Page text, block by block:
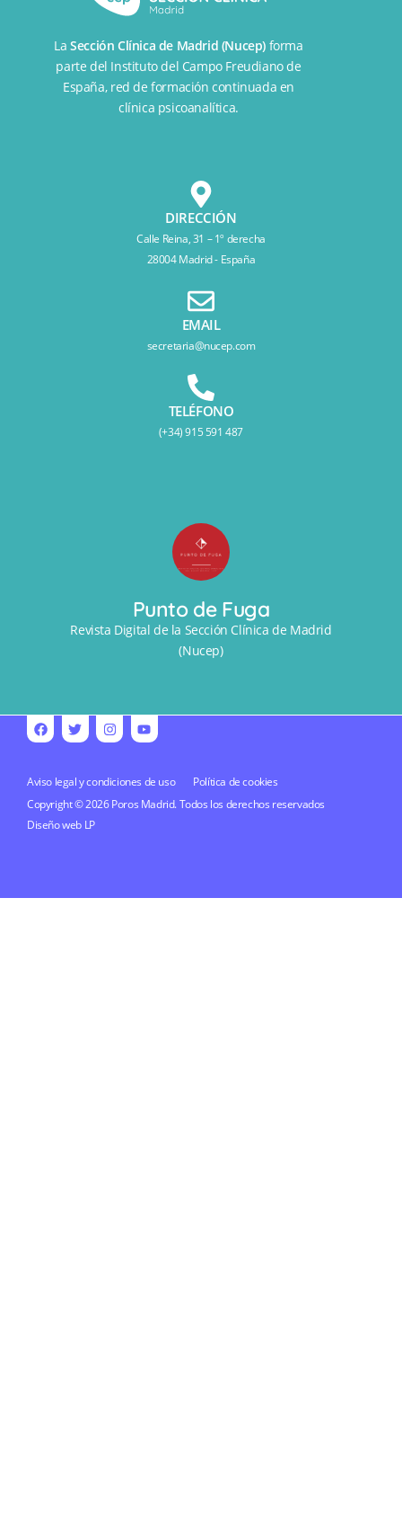
LaSección Clínica de Madrid (Nucep) forma
parte del Instituto del Campo Freudiano de
España, red de formación continuada en
clínica psicoanalítica.
DIRECCIÓN
Calle Reina, 31 – 1º derecha
28004 Madrid - España
EMAIL
secretaria@nucep.com
TELÉFONO
(+34) 915 591 487
Punto de Fuga
Revista Digital de la Sección Clínica de Madrid
(Nucep)
Aviso legal y condiciones de uso
Política de cookies
Copyright © 2026 Poros Madrid. Todos los derechos reservados
Diseño web LP